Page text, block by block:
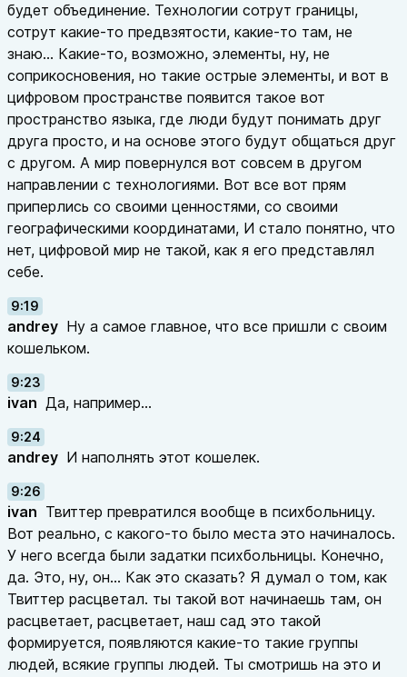
будет объединение. Технологии сотрут границы,
сотрут какие-то предвзятости, какие-то там, не
знаю... Какие-то, возможно, элементы, ну, не
соприкосновения, но такие острые элементы, и вот в
цифровом пространстве появится такое вот
пространство языка, где люди будут понимать друг
друга просто, и на основе этого будут общаться друг
с другом. А мир повернулся вот совсем в другом
направлении с технологиями. Вот все вот прям
приперлись со своими ценностями, со своими
географическими координатами, И стало понятно, что
нет, цифровой мир не такой, как я его представлял
себе.
9:19
andrey Ну а самое главное, что все пришли с своим
кошельком.
9:23
ivan Да, например...
9:24
andrey И наполнять этот кошелек.
9:26
ivan Твиттер превратился вообще в психбольницу.
Вот реально, с какого-то было места это начиналось.
У него всегда были задатки психбольницы. Конечно,
да. Это, ну, он... Как это сказать? Я думал о том, как
Твиттер расцветал. ты такой вот начинаешь там, он
расцветает, расцветает, наш сад это такой
формируется, появляются какие-то такие группы
людей, всякие группы людей. Ты смотришь на это и